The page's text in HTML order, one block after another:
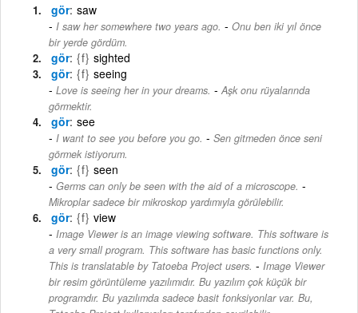
gör saw
I saw her somewhere two years ago. - Onu ben iki yıl önce
bir yerde gördüm.
gör {f} sighted
gör {f} seeing
Love is seeing her in your dreams. - Aşk onu rüyalarında
görmektir.
gör see
I want to see you before you go. - Sen gitmeden önce seni
görmek istiyorum.
gör {f} seen
Germs can only be seen with the aid of a microscope. -
Mikroplar sadece bir mikroskop yardımıyla görülebilir.
gör {f} view
Image Viewer is an image viewing software. This software is
a very small program. This software has basic functions only.
This is translatable by Tatoeba Project users. - Image Viewer
bir resim görüntüleme yazılımıdır. Bu yazılım çok küçük bir
programdır. Bu yazılımda sadece basit fonksiyonlar var. Bu,